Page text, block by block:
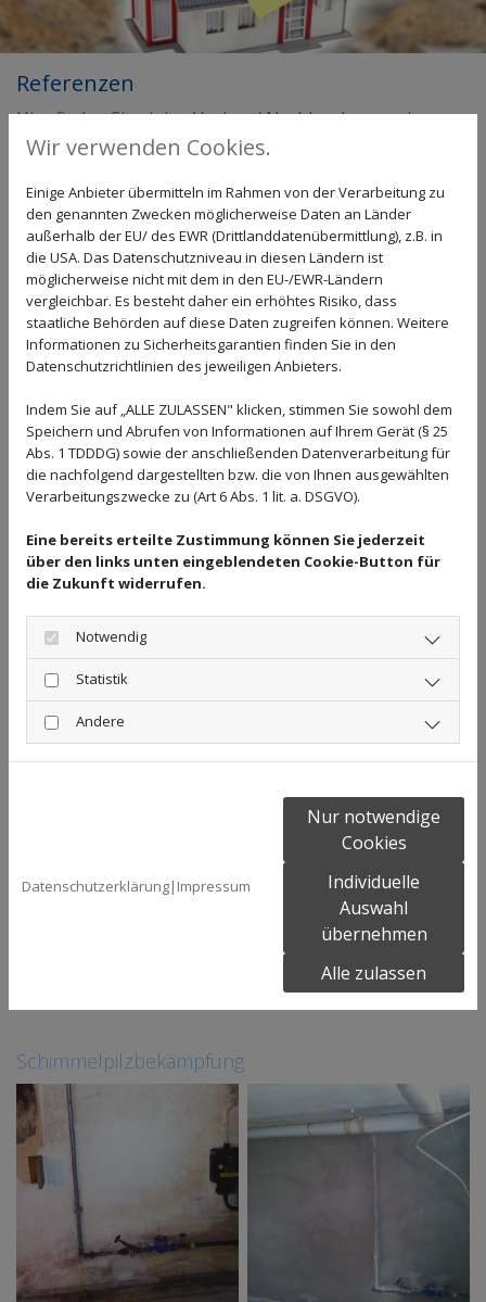
Referenzen
Hier finden Sie einige Vorher / Nachher Impressionen
unserer Arbeiten.
Nachträgliche Innenabdichtung
vorher nachher
vorher
nachher
Schimmelpilzbekämpfung
Wir verwenden Cookies.
Einige Anbieter übermitteln im Rahmen von der Verarbeitung zu
den genannten Zwecken möglicherweise Daten an Länder
außerhalb der EU/ des EWR (Drittlanddatenübermittlung), z.B. in
die USA. Das Datenschutzniveau in diesen Ländern ist
möglicherweise nicht mit dem in den EU-/EWR-Ländern
vergleichbar. Es besteht daher ein erhöhtes Risiko, dass
staatliche Behörden auf diese Daten zugreifen können. Weitere
Informationen zu Sicherheitsgarantien finden Sie in den
Datenschutzrichtlinien des jeweiligen Anbieters.
Indem Sie auf „ALLE ZULASSEN" klicken, stimmen Sie sowohl dem
Speichern und Abrufen von Informationen auf Ihrem Gerät (§ 25
Abs. 1 TDDDG) sowie der anschließenden Datenverarbeitung für
die nachfolgend dargestellten bzw. die von Ihnen ausgewählten
Verarbeitungszwecke zu (Art 6 Abs. 1 lit. a. DSGVO).
Eine bereits erteilte Zustimmung können Sie jederzeit
über den links unten eingeblendeten Cookie-Button für
die Zukunft widerrufen.
Notwendig
Statistik
Andere
Datenschutzerklärung| Impressum
Nur notwendige
Cookies
Individuelle
Auswahl
übernehmen
Alle zulassen